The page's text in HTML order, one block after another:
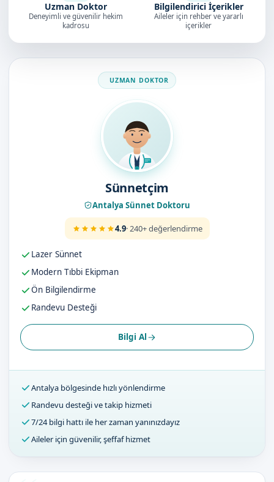
Uzman Doktor
Deneyimli ve güvenilir hekim
kadrosu
Bilgilendirici İçerikler
Aileler için rehber ve yararlı
içerikler
Doktorumuz
Sünnetçim
Antalya Sünnet Doktoru
4.9· 240+ değerlendirme
Lazer Sünnet
Modern Tıbbi Ekipman
Ön Bilgilendirme
Randevu Desteği
Bilgi Al
Antalya bölgesinde hızlı yönlendirme
Randevu desteği ve takip hizmeti
7/24 bilgi hattı ile her zaman yanınızdayız
Aileler için güvenilir, şeffaf hizmet